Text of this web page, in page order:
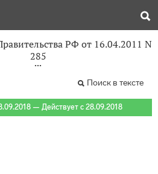
РФ от 16.04.2011 N
285
Поиск в тексте
— Действует с 28.09.2018